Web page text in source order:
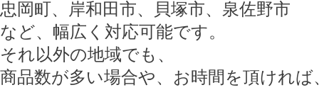
忠岡町、岸和田市、貝塚市、泉佐野市
など、幅広く対応可能です。
それ以外の地域でも、
商品数が多い場合や、お時間を頂ければ